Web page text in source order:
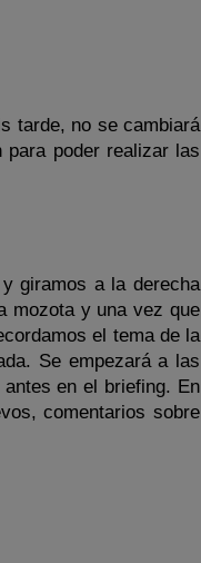
tarde, no se cambiará
poder realizar las
giramos a la derecha
mozota y una vez que
el tema de la
Se empezará a las
en el briefing. En
comentarios sobre